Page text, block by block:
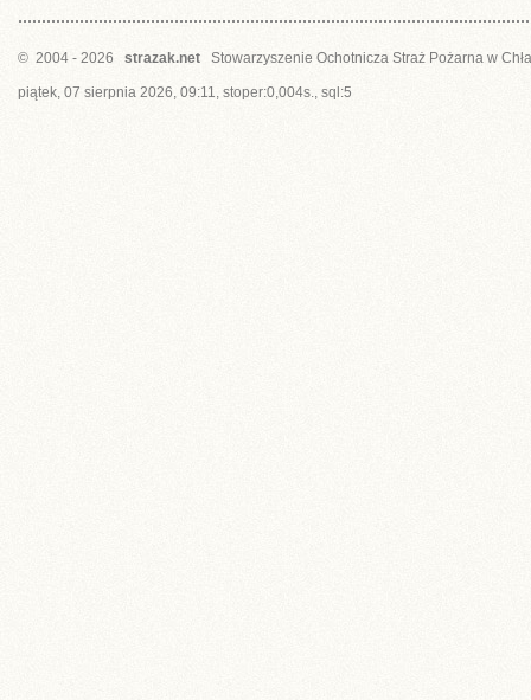
© 2004 - 2026 strazak.net Stowarzyszenie Ochotnicza Straż Pożarna w
piątek, 07 sierpnia 2026, 09:11, stoper:0,004s., sql:5